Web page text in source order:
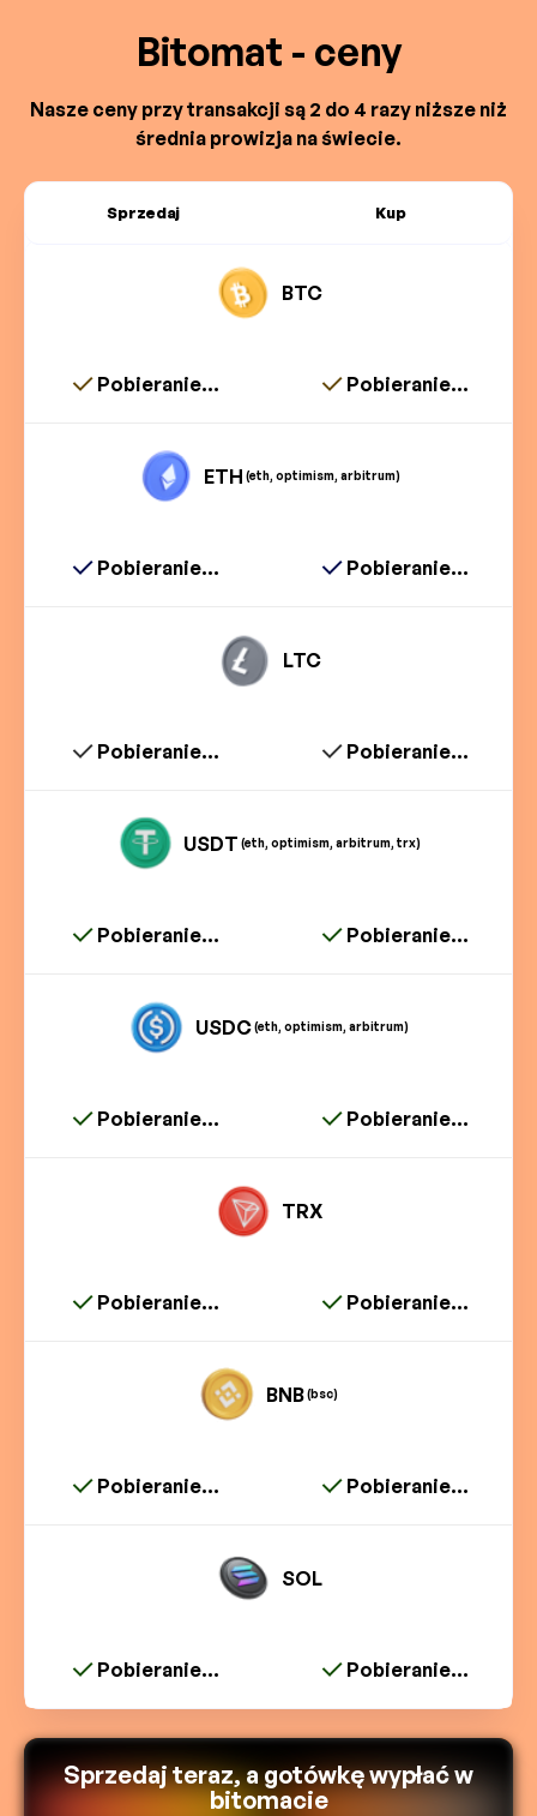
Bitomat - ceny
Nasze ceny przy transakcji są 2 do 4 razy niższe niż
średnia prowizja na świecie.
Sprzedaj Kup
BTC
Pobieranie... Pobieranie...
ETH (eth, optimism, arbitrum)
Pobieranie... Pobieranie...
LTC
Pobieranie... Pobieranie...
USDT (eth, optimism, arbitrum, trx)
Pobieranie... Pobieranie...
USDC(eth, optimism, arbitrum)
Pobieranie... Pobieranie...
TRX
Pobieranie... Pobieranie...
BNB(bsc)
Pobieranie... Pobieranie...
SOL
Pobieranie... Pobieranie...
Sprzedaj teraz, a gotówkę wypłać w
bitomacie